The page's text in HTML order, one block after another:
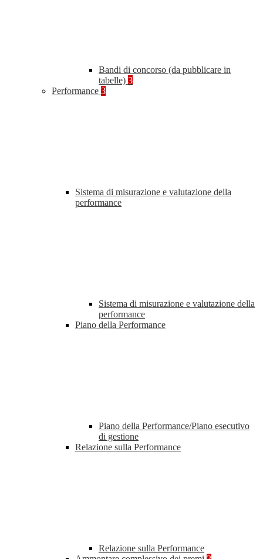
Bandi di concorso (da pubblicare in
tabelle) 3
Performance 3
Sistema di misurazione e valutazione della
performance
Sistema di misurazione e valutazione della
performance
Piano della Performance
Piano della Performance/Piano esecutivo
di gestione
Relazione sulla Performance
Relazione sulla Performance